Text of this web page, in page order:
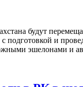
будут
подготовкой и
эшелонами и